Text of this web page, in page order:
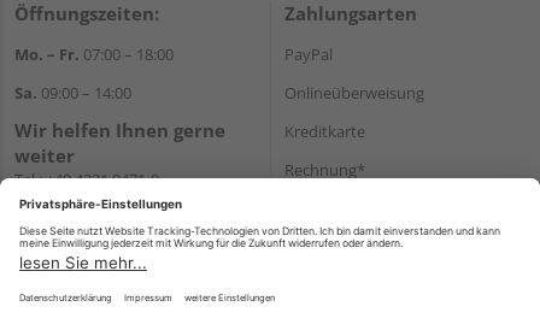
Öffnungszeiten:
Mo. – Fr. 07:00 – 18:00
Sa. 09:00 – 14:00
Wir helfen Ihnen gerne
weiter
Tel.:+49 4321 9471-0
E-Mail:shop@holzland-greve.de
Zahlungsarten
PayPal
Onlineüberweisung
Kreditkarte
Rechnung*
Versand